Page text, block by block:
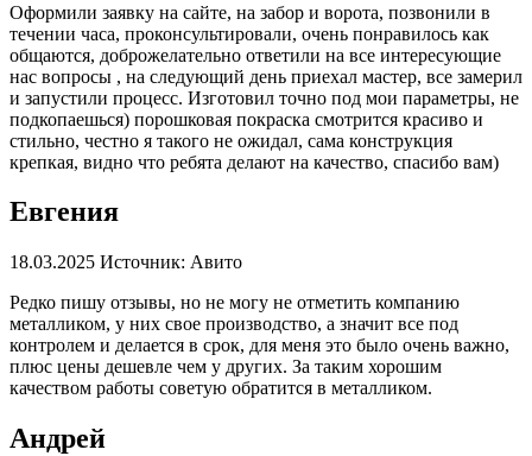
Оформили заявку на сайте, на забор и ворота, позвонили в
течении часа, проконсультировали, очень понравилось как
общаются, доброжелательно ответили на все интересующие
нас вопросы , на следующий день приехал мастер, все замерил
и запустили процесс. Изготовил точно под мои параметры, не
подкопаешься) порошковая покраска смотрится красиво и
стильно, честно я такого не ожидал, сама конструкция
крепкая, видно что ребята делают на качество, спасибо вам)
Евгения
18.03.2025 Источник: Авито
Редко пишу отзывы, но не могу не отметить компанию
металликом, у них свое производство, а значит все под
контролем и делается в срок, для меня это было очень важно,
плюс цены дешевле чем у других. За таким хорошим
качеством работы советую обратится в металликом.
Андрей